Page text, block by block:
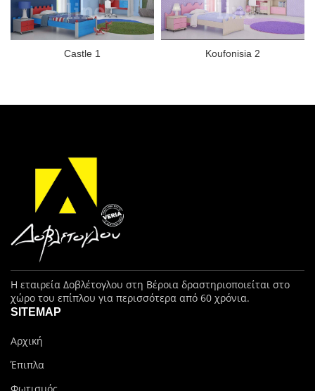
Castle 1 Koufonisia 2
Η εταιρεία Δοβλέτογλου στη Βέροια δραστηριοποιείται στο
χώρο του επίπλου για περισσότερα από 60 χρόνια.
SITEMAP
Αρχική
Έπιπλα